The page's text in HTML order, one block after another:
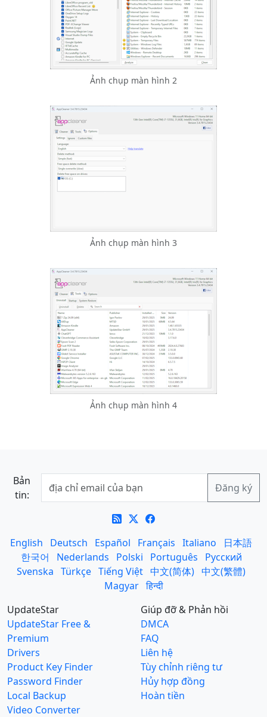
Ảnh chụp màn hình 2
Ảnh chụp màn hình 3
Ảnh chụp màn hình 4
Bản
tin:
English Deutsch Español Français Italiano
日本語
한국어
Nederlands Polski Português
Русский
Svenska Türkçe Tiếng Việt 中文(简体) 中文(繁體)
Magyar हिन्दी
UpdateStar
UpdateStar Free &
Premium
Drivers
Product Key Finder
Password Finder
Local Backup
Video Converter
Giúp đỡ & Phản hồi
DMCA
FAQ
Liên hệ
Tùy chỉnh riêng tư
Hủy hợp đồng
Hoàn tiền